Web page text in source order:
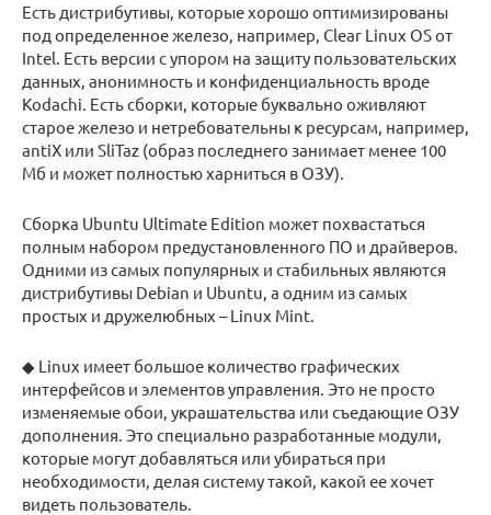
Есть дистрибутивы, которые хорошо оптимизированы
под определенное железо, например, Clear Linux OS от
Intel. Есть версии с упором на защиту пользовательских
данных, анонимность и конфиденциальность вроде
Kodachi. Есть сборки, которые буквально оживляют
старое железо и нетребовательны к ресурсам, например,
antiX или SliTaz (образ последнего занимает менее 100
Мб и может полностью харниться в ОЗУ).
Сборка Ubuntu Ultimate Edition может похвастаться
полным набором предустановленного ПО и драйверов.
Одними из самых популярных и стабильных являются
дистрибутивы Debian и Ubuntu, а одним из самых
простых и дружелюбных – Linux Mint.
◆ Linux имеет большое количество графических
интерфейсов и элементов управления. Это не просто
изменяемые обои, украшательства или съедающие ОЗУ
дополнения. Это специально разработанные модули,
которые могут добавляться или убираться при
необходимости, делая систему такой, какой ее хочет
видеть пользователь.